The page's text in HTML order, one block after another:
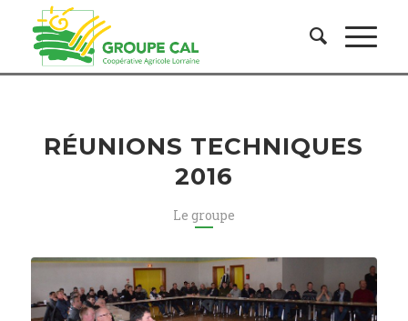
RÉUNIONS TECHNIQUES
2016
Le groupe